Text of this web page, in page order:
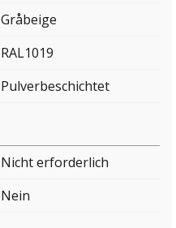
Gråbeige
RAL1019
Pulverbeschichtet
Nicht erforderlich
Nein